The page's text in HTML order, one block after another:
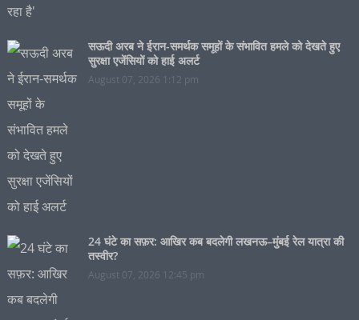
सऊदी अरब ने ईरान-समर्थक समूहों के संभावित हमले को देखते हुए
सुरक्षा एजेंसियों को हाई अलर्ट
August 07, 2026 1:12 pm
24 घंटे का सफ़र: आखिर कब बदलेगी लखनऊ–मुंबई रेल यात्रा की
तस्वीर?
August 07, 2026 12:45 pm